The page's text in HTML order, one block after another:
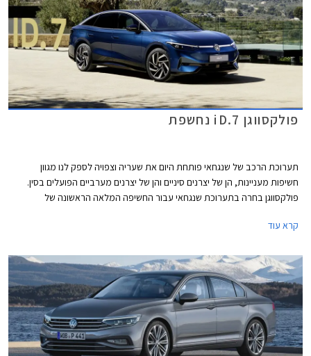
פולקסווגן iD.7 נחשפת
תערוכת הרכב של שנגחאי פותחת היום את שעריה וצפויה לספק לנו מגוון
חשיפות מעניינות, הן של יצרנים סיניים והן של יצרנים מערביים הפועלים בסין.
פולקסווגן בחרה בתערוכת שנגחאי עבור החשיפה המלאה הראשונה של
נהנתה שנים ארוכות מהיעדר תחרות אבל בתקופה האחרונה הצטרפו גם יונדאי
באירופה בימים אלה ומכוניות סיניות אחרות.
קרא עוד